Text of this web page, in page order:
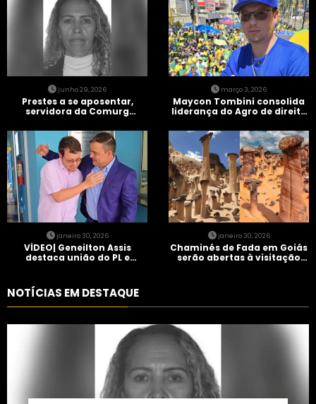
junho 29, 2026
Prestes a se aposentar,
servidora da Comurg
entra em protocolo de
morte encefálica
março 3, 2026
Maycon Tombini consolida
liderança do Agro de direita
Brasil” em Goiânia
janeiro 30, 2026
VÍDEO| Geneilton Assis
destaca união do PL e
janeiro 30, 2026
Chaminés de Fada em Goiás
serão abertas à visitação
NOTÍCIAS EM DESTAQUE